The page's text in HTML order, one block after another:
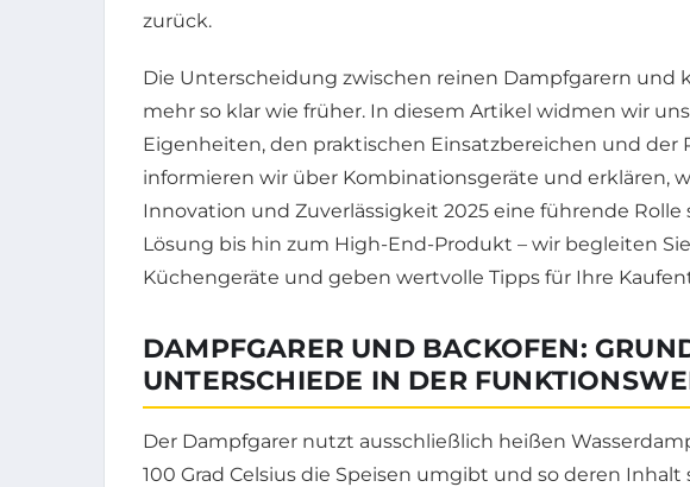
zurück.
Die Unterscheidung zwischen reinen Dampfgarern und
mehr so klar wie früher. In diesem Artikel widmen wir
Eigenheiten, den praktischen Einsatzbereichen und der
informieren wir über Kombinationsgeräte und erklären,
Innovation und Zuverlässigkeit 2025 eine führende
Lösung bis hin zum High-End-Produkt – wir begleiten
Küchengeräte und geben wertvolle Tipps für Ihre
DAMPFGARER UND BACKOFEN:
UNTERSCHIEDE IN DER
Der Dampfgarer nutzt ausschließlich heißen
100 Grad Celsius die Speisen umgibt und so deren